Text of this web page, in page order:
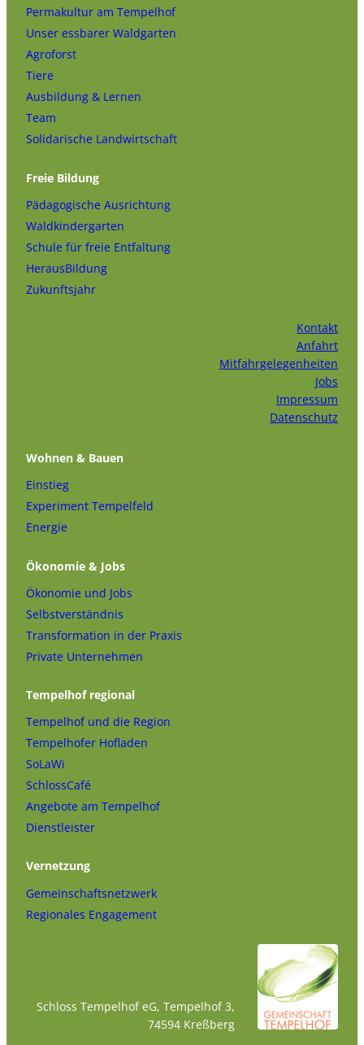
Permakultur am Tempelhof
Unser essbarer Waldgarten
Agroforst
Tiere
Ausbildung & Lernen
Team
Solidarische Landwirtschaft
Freie Bildung
Pädagogische Ausrichtung
Waldkindergarten
Schule für freie Entfaltung
HerausBildung
Zukunftsjahr
Kontakt
Anfahrt
Mitfahrgelegenheiten
Jobs
Impressum
Datenschutz
Wohnen & Bauen
Einstieg
Experiment Tempelfeld
Energie
Ökonomie & Jobs
Ökonomie und Jobs
Selbstverständnis
Transformation in der Praxis
Private Unternehmen
Tempelhof regional
Tempelhof und die Region
Tempelhofer Hofladen
SoLaWi
SchlossCafé
Angebote am Tempelhof
Dienstleister
Vernetzung
Gemeinschaftsnetzwerk
Regionales Engagement
Schloss Tempelhof eG, Tempelhof 3,
74594 Kreßberg